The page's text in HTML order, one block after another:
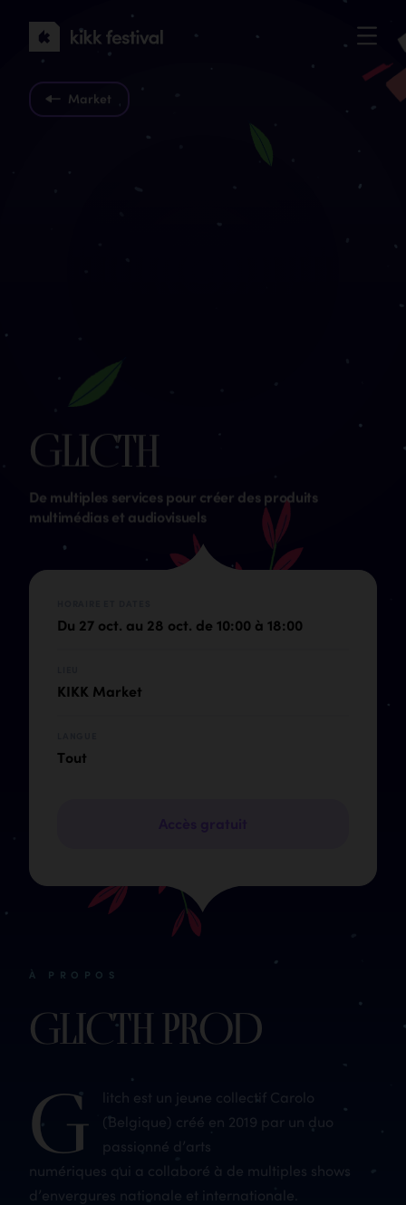
KIKK
Festival
2022
Market
GLICTH
De multiples services pour créer des produits
multimédias et audiovisuels
Du 27 oct. au 28 oct. de 10:00 à 18:00
KIKK Market
Tout
À PROPOS
GLICTH PROD
G
litch est un jeune collectif Carolo
(Belgique) créé en 2019 par un duo
passionné d’arts
numériques qui a collaboré à de multiples shows
d’envergures nationale et internationale.